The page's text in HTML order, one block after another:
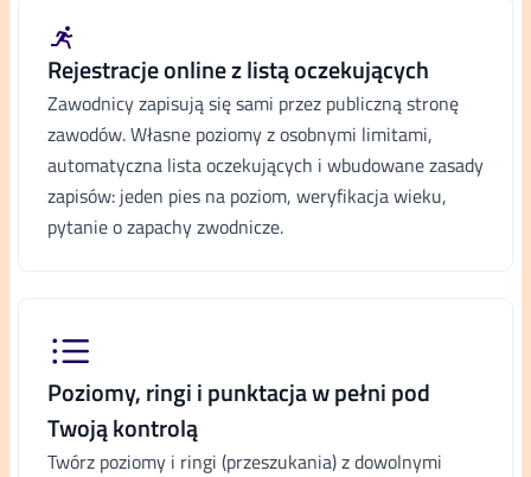
Rejestracje online z listą oczekujących
Zawodnicy zapisują się sami przez publiczną stronę
zawodów. Własne poziomy z osobnymi limitami,
automatyczna lista oczekujących i wbudowane zasady
zapisów: jeden pies na poziom, weryfikacja wieku,
pytanie o zapachy zwodnicze.
Poziomy, ringi i punktacja w pełni pod
Twoją kontrolą
Twórz poziomy i ringi (przeszukania) z dowolnymi